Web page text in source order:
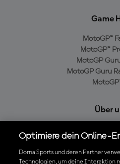
Game
MotoGP™
MotoGP™
MotoGP
MotoGP Guru
Über
Cookie-
Optimiere dein Online-
Dorna Sports und deren Partner
Technologien, um deine Interaktion